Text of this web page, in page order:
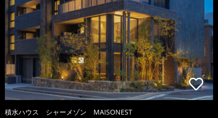
積水ハウス シャーメゾン MAISONEST